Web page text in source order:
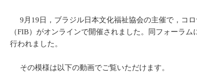
9月19日，ブラジル日本文化福祉協会の主催で，コ
（FIB）がオンラインで開催されました。同フォーラ
行われました。
その模様は以下の動画でご覧いただけます。